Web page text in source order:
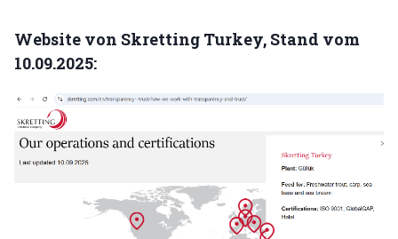
Website von Skretting Turkey, Stand vom
10.09.2025: